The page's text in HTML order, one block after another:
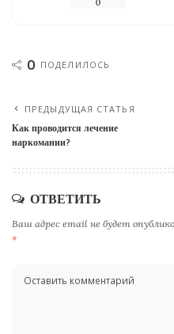
0
0 ПОДЕЛИЛОСЬ
ПРЕДЫДУЩАЯ СТАТЬЯ
Как проводится лечение
наркомании?
ОТВЕТИТЬ
Ваш адрес email не будет
*